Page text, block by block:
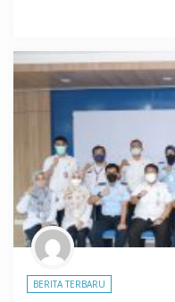
BERITA TERBARU